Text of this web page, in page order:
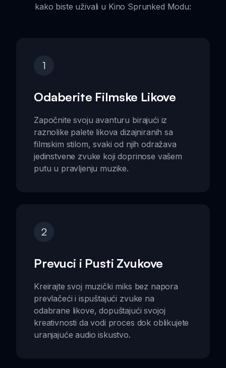
kako biste uživali u Kino Sprunked Modu:
1
Odaberite Filmske Likove
Započnite svoju avanturu birajući iz
raznolike palete likova dizajniranih sa
filmskim stilom, svaki od njih odražava
jedinstvene zvuke koji doprinose vašem
putu u pravljenju muzike.
2
Prevuci i Pusti Zvukove
Kreirajte svoj muzički miks bez napora
prevlačeći i ispuštajući zvuke na
odabrane likove, dopuštajući svojoj
kreativnosti da vodi proces dok oblikujete
uranjajuće audio iskustvo.